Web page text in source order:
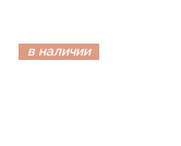
в наличии